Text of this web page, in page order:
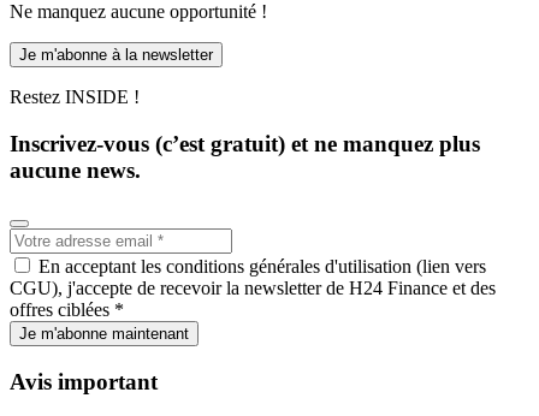
Ne manquez aucune opportunité !
Je m'abonne à la newsletter
Restez INSIDE !
Inscrivez-vous (c’est gratuit) et ne manquez plus
aucune news.
En acceptant les conditions générales d'utilisation (lien vers
CGU), j'accepte de recevoir la newsletter de H24 Finance et des
offres ciblées *
Je m'abonne maintenant
Avis important